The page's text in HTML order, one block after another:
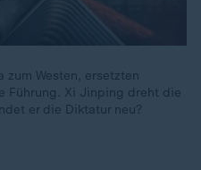
zum Westen, ersetzten
Führung. Xi Jinping dreht die
er die Diktatur neu?